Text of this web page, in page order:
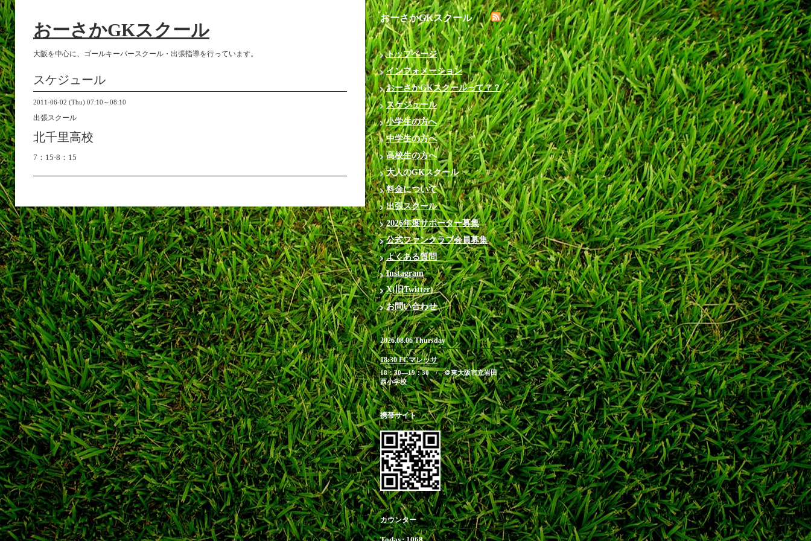
おーさかGKスクール
大阪を中心に、ゴールキーパースクール・出張指導を行っています。
スケジュール
2011-06-02 (Thu) 07:10～08:10
出張スクール
北千里高校
7：15-8：15
おーさかGKスクール
トップページ
インフォメーション
おーさかGKスクールって？？
スケジュール
小学生の方へ
中学生の方へ
高校生の方へ
大人のGKスクール
料金について
出張スクール
2026年度サポーター募集
公式ファンクラブ会員募集
よくある質問
Instagram
X(旧Twitter)
お問い合わせ
2026.08.06 Thursday
18:30 FCマレッサ
18：30―19：30 / ＠東大阪市立岩田
西小学校
携帯サイト
カウンター